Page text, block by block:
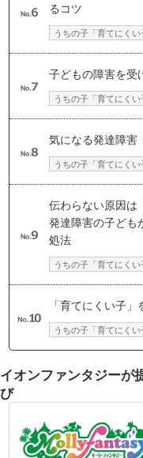
るコツ
うちの子「育てにくい
子どもの障害を受
うちの子「育てにくい
気になる発達障害
うちの子「育てにくい
伝わらない原因
発達障害の子ども
処法
うちの子「育てにくい
「育てにくい子
うちの子「育てにくい
イオンファンタジーが
び